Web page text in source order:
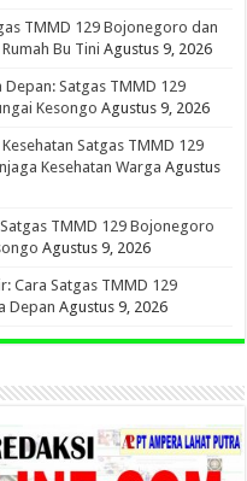
TMMD 129 Bojonegoro dan
Bu Tini Agustus 9, 2026
Satgas TMMD 129
Kesongo Agustus 9, 2026
Satgas TMMD 129
Kesehatan Warga Agustus
TMMD 129 Bojonegoro
Agustus 9, 2026
Cara Satgas TMMD 129
Depan Agustus 9, 2026